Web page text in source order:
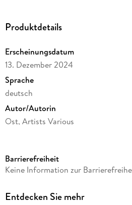
Produktdetails
Erscheinungsdatum
13. Dezember 2024
Sprache
deutsch
Autor/Autorin
Ost, Artists Various
Label
Produktart
Barrierefreiheit
Keine Information zur
Entdecken Sie mehr